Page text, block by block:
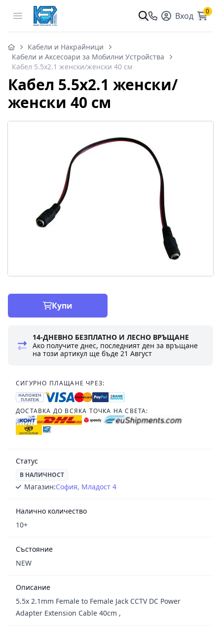
Open menu Вход 0
Кабели и Накрайници
Кабели и Аксесоари за Мобилни Устройства
Кабел 5.5x2.1 женски/женски 40 см
Кабел 5.5x2.1 женски/
женски 40 см
Купи
14-ДНЕВНО БЕЗПЛАТНО И ЛЕСНО ВРЪЩАНЕ
Ако получите днес, последният ден за връщане
на този артикул ще бъде21 Август
СИГУРНО ПЛАЩАНЕ ЧРЕЗ:
НАЛОЖЕН
ПЛАТЕЖ
ДОСТАВКА ДО ВСЯКА ТОЧКА НА СВЕТА:
Статус
В НАЛИЧНОСТ
Магазин:София, Младост 4
Налично количество
10+
Състояние
NEW
Описание
5.5x 2.1mm Female to Female Jack CCTV DC Power
Adapter Extension Cable 40cm ,